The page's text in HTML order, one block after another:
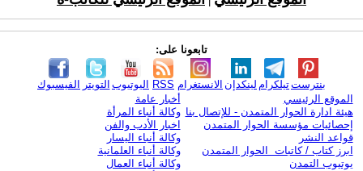
تابعونا على:
الفيسبوك التويتر اليوتيوب RSS الانستغرام لينكدإن تيلكرامبنترست
الموقع الرئيسي
هيئة ادارة الحوار المتمدن - للإتصال بنا
إحصائيات مؤسسة الحوار المتمدن
قواعد النشر
ابرز كتاب / كاتبات الحوار المتمدن
يوتيوب التمدن
أخبار عامة
وكالة أنباء المرأة
اخبار الأدب والفن
وكالة أنباء اليسار
وكالة أنباء العلمانية
وكالة أنباء العمال